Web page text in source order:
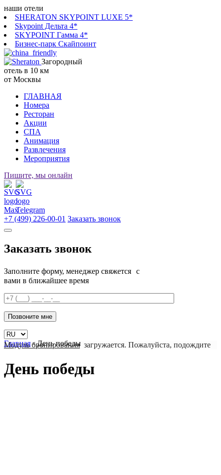
наши отели
SHERATON SKYPOINT LUXE 5*
Skypoint Дельта 4*
SKYPOINT Гамма 4*
Бизнес-парк Скайпоинт
Загородный
отель в 10 км
от Москвы
ГЛАВНАЯ
Номера
Ресторан
Акции
СПА
Анимация
Развлечения
Мероприятия
Пишите, мы онлайн
+7 (499) 226-00-01 Заказать звонок
Заказать звонок
Заполните форму, менеджер свяжется с
вами в ближайшее время
Главная ›День победы
Модуль бронирования загружается. Пожалуйста, подождите
День победы